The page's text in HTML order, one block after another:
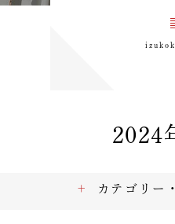
2024
カテゴリー